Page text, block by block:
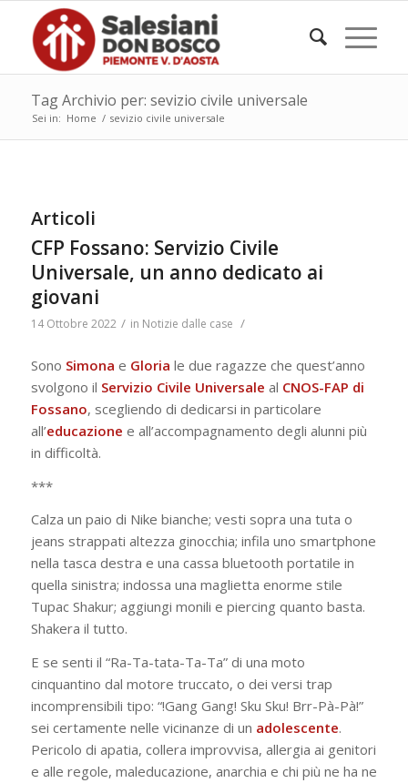
Tag Archivio per: sevizio civile universale
Sei in: Home / sevizio civile universale
Articoli
CFP Fossano: Servizio Civile
Universale, un anno dedicato ai
giovani
14 Ottobre 2022 / in Notizie dalle case /
Sono Simona e Gloria le due ragazze che quest’anno
svolgono il Servizio Civile Universale al CNOS-FAP di
Fossano, scegliendo di dedicarsi in particolare
all’educazione e all’accompagnamento degli alunni più
in difficoltà.
***
Calza un paio di Nike bianche; vesti sopra una tuta o
jeans strappati altezza ginocchia; infila uno smartphone
nella tasca destra e una cassa bluetooth portatile in
quella sinistra; indossa una maglietta enorme stile
Tupac Shakur; aggiungi monili e piercing quanto basta.
Shakera il tutto.
E se senti il “Ra-Ta-tata-Ta-Ta” di una moto
cinquantino dal motore truccato, o dei versi trap
incomprensibili tipo: “!Gang Gang! Sku Sku! Brr-Pà-Pà!”
sei certamente nelle vicinanze di un adolescente.
Pericolo di apatia, collera improvvisa, allergia ai genitori
e alle regole, maleducazione, anarchia e chi più ne ha ne